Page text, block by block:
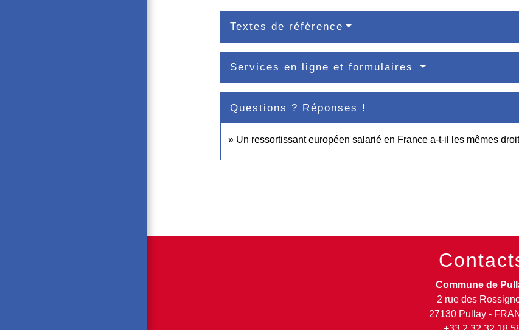
Textes de référence
Services en ligne et formulaires
Questions ? Réponses !
Un ressortissant européen salarié en France a-t-il les mêmes
Commune de
2 rue des
27130 Pullay -